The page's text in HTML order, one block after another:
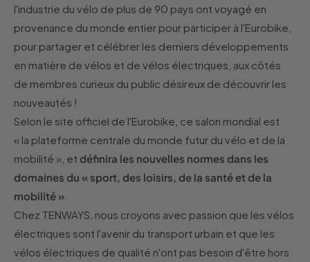
l'industrie du vélo de plus de 90 pays ont voyagé en
provenance du monde entier pour participer à l'Eurobike,
pour partager et célébrer les derniers développements
en matière de vélos et de vélos électriques, aux côtés
de membres curieux du public désireux de découvrir les
nouveautés !
Selon le site officiel de l'Eurobike, ce salon mondial est
« la plateforme centrale du monde futur du vélo et de la
mobilité », et définira les nouvelles normes dans les
domaines du « sport, des loisirs, de la santé et de la
mobilité »
Chez TENWAYS, nous croyons avec passion que les vélos
électriques sont l'avenir du transport urbain et que les
vélos électriques de qualité n'ont pas besoin d'être hors